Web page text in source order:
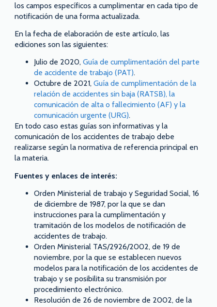
los campos específicos a cumplimentar en cada tipo de
notificación de una forma actualizada.
En la fecha de elaboración de este artículo, las
ediciones son las siguientes:
Julio de 2020, Guía de cumplimentación del parte
de accidente de trabajo (PAT).
Octubre de 2021, Guía de cumplimentación de la
relación de accidentes sin baja (RATSB), la
comunicación de alta o fallecimiento (AF) y la
comunicación urgente (URG).
En todo caso estas guías son informativas y la
comunicación de los accidentes de trabajo debe
realizarse según la normativa de referencia principal en
la materia.
Fuentes y enlaces de interés:
Orden Ministerial de trabajo y Seguridad Social, 16
de diciembre de 1987, por la que se dan
instrucciones para la cumplimentación y
tramitación de los modelos de notificación de
accidentes de trabajo.
Orden Ministerial TAS/2926/2002, de 19 de
noviembre, por la que se establecen nuevos
modelos para la notificación de los accidentes de
trabajo y se posibilita su transmisión por
procedimiento electrónico.
Resolución de 26 de noviembre de 2002, de la